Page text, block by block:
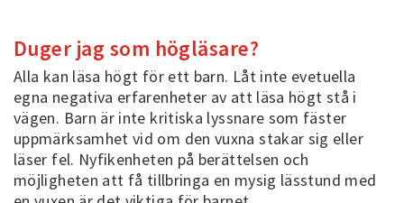
Duger jag som högläsare?
Alla kan läsa högt för ett barn. Låt inte evetuella
egna negativa erfarenheter av att läsa högt stå i
vägen. Barn är inte kritiska lyssnare som fäster
uppmärksamhet vid om den vuxna stakar sig eller
läser fel. Nyfikenheten på berättelsen och
möjligheten att få tillbringa en mysig lässtund med